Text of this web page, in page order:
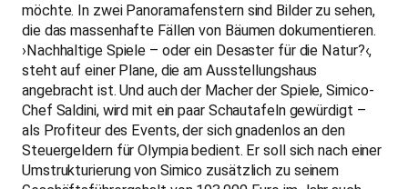
möchte. In zwei Panoramafenstern sind Bilder zu sehen,
die das massenhafte Fällen von Bäumen dokumentieren.
›Nachhaltige Spiele – oder ein Desaster für die Natur?‹,
steht auf einer Plane, die am Ausstellungshaus
angebracht ist. Und auch der Macher der Spiele, Simico-
Chef Saldini, wird mit ein paar Schautafeln gewürdigt –
als Profiteur des Events, der sich gnadenlos an den
Steuergeldern für Olympia bedient. Er soll sich nach einer
Umstrukturierung von Simico zusätzlich zu seinem